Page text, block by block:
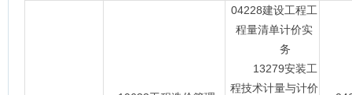
04228建设工程工
程量清单计价实
务
13279安装工
程技术计量与计价